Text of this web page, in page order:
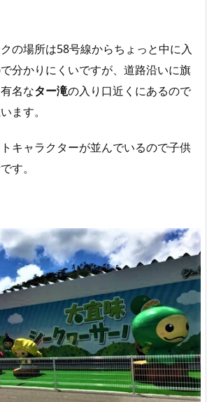
の場所は58号線からちょっと中に入
分かりにくいですが、道路沿いに旗
名なター滝の入り口近くにあるので
ます。
キャラクターが並んでいるので子供
す。